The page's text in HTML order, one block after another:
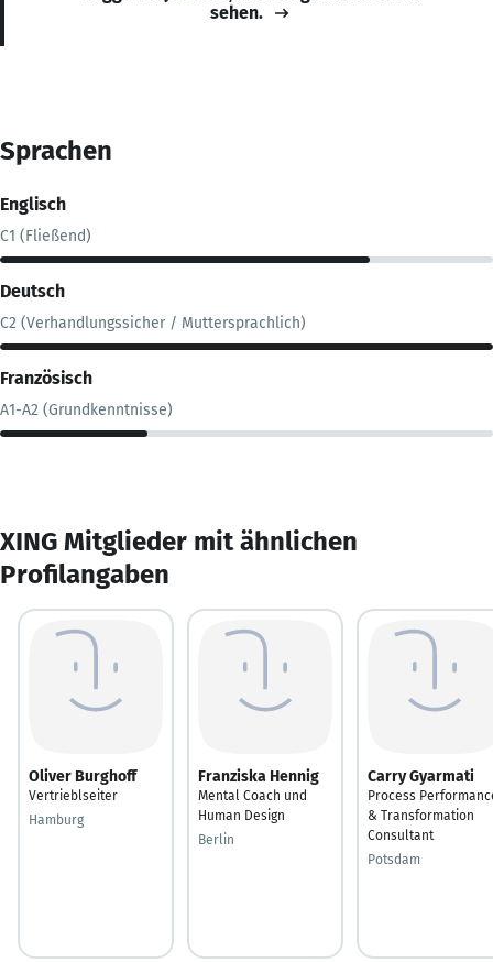
sehen.
Sprachen
Englisch
C1 (Fließend)
Deutsch
C2 (Verhandlungssicher / Muttersprachlich)
Französisch
A1-A2 (Grundkenntnisse)
XING Mitglieder mit ähnlichen
Profilangaben
Oliver Burghoff
Vertrieblseiter
Hamburg
Franziska Hennig
Mental Coach und
Human Design
Berlin
Carry Gyarmati
Process
& Transformation
Consultant
Potsdam